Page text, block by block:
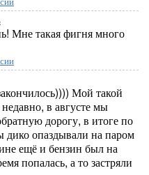
Мне такая фигня много
Мой такой
в августе мы
дорогу, в итоге по
опаздывали на паром
ещё и бензин был на
попалась, а то застряли